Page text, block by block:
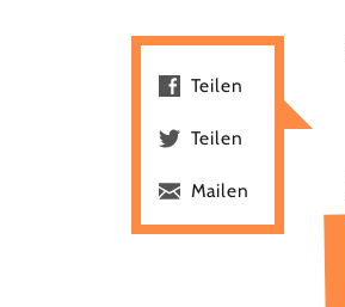
Teilen
Teilen
Mailen